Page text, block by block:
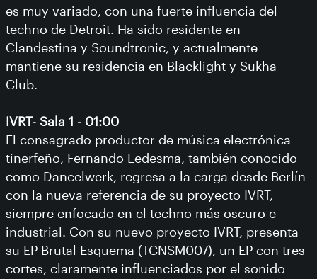
es muy variado, con una fuerte influencia del
techno de Detroit. Ha sido residente en
Clandestina y Soundtronic, y actualmente
mantiene su residencia en Blacklight y Sukha
Club.
IVRT- Sala 1 - 01:00
El consagrado productor de música electrónica
tinerfeño, Fernando Ledesma, también conocido
como Dancelwerk, regresa a la carga desde Berlín
con la nueva referencia de su proyecto IVRT,
siempre enfocado en el techno más oscuro e
industrial. Con su nuevo proyecto IVRT, presenta
su EP Brutal Esquema (TCNSM007), un EP con tres
cortes, claramente influenciados por el sonido